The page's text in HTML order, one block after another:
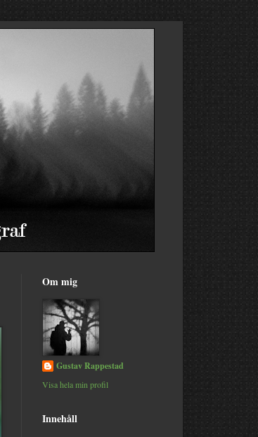
Om mig
Gustav Rappestad
Visa hela min profil
Innehåll